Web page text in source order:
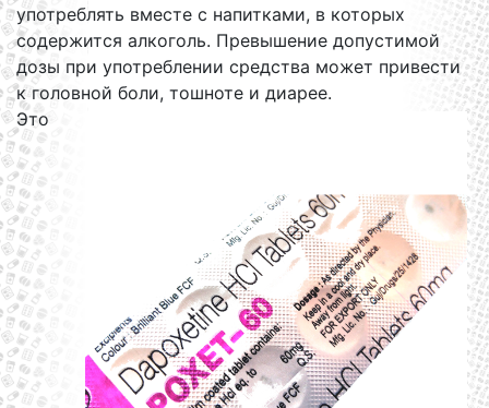
употреблять вместе с напитками, в которых
содержится алкоголь. Превышение допустимой
дозы при употреблении средства может привести
к головной боли, тошноте и диарее.
Это